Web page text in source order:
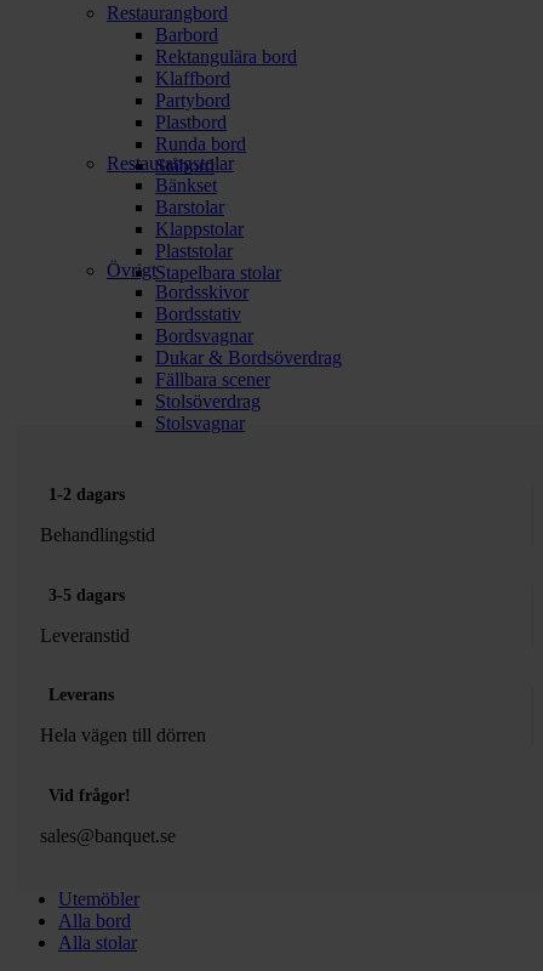
Restaurangbord
Barbord
Rektangulära bord
Klaffbord
Partybord
Plastbord
Runda bord
Ståbord
Restaurangstolar
Bänkset
Barstolar
Klappstolar
Plaststolar
Stapelbara stolar
Övrigt
Bordsskivor
Bordsstativ
Bordsvagnar
Dukar & Bordsöverdrag
Fällbara scener
Stolsöverdrag
Stolsvagnar
1-2 dagars
Behandlingstid
3-5 dagars
Leveranstid
Leverans
Hela vägen till dörren
Vid frågor!
sales@banquet.se
Utemöbler
Alla bord
Alla stolar